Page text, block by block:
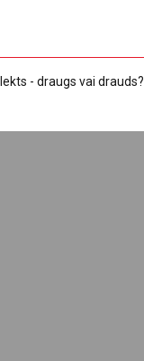
- draugs vai drauds?